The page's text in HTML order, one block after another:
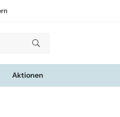
Aktionen